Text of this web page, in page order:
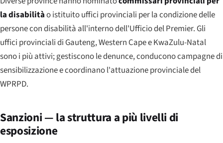
la disabilitào istituito uffici provinciali per la condizione delle
persone con disabilità all'interno dell'Ufficio del Premier. Gli
uffici provinciali di Gauteng, Western Cape e KwaZulu-Natal
sono i più attivi; gestiscono le denunce, conducono campagne di
sensibilizzazione e coordinano l'attuazione provinciale del
WPRPD.
Sanzioni — la struttura a più livelli di
esposizione